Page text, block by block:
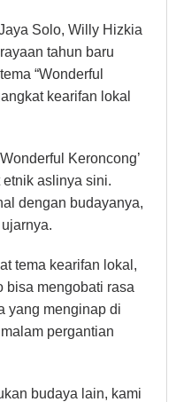
Solo, Willy Hizkia
tahun baru
“Wonderful
kearifan lokal
Keroncong’
aslinya sini.
dengan budayanya,
tema kearifan lokal,
bisa mengobati rasa
yang menginap di
pergantian
budaya lain, kami